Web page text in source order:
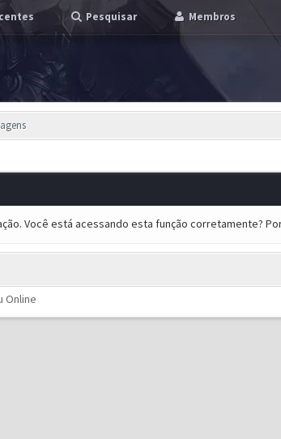
Pesquisar Membros
Você está acessando esta função corretamente?
Online